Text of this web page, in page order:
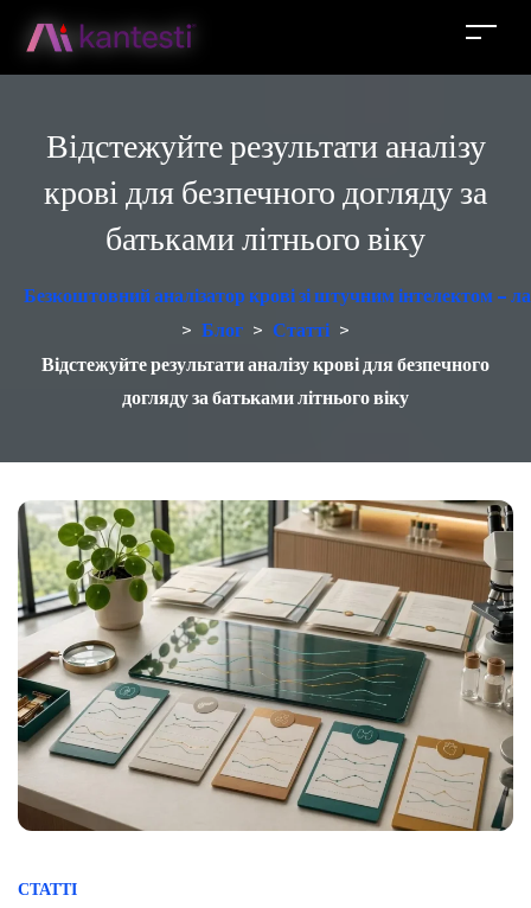
Відстежуйте результати аналізу
крові для безпечного догляду за
батьками літнього віку
Безкоштовний аналізатор крові зі штучним інтелектом –
> Блог > Статті >
Відстежуйте результати аналізу крові для безпечного
догляду за батьками літнього віку
СТАТТІ